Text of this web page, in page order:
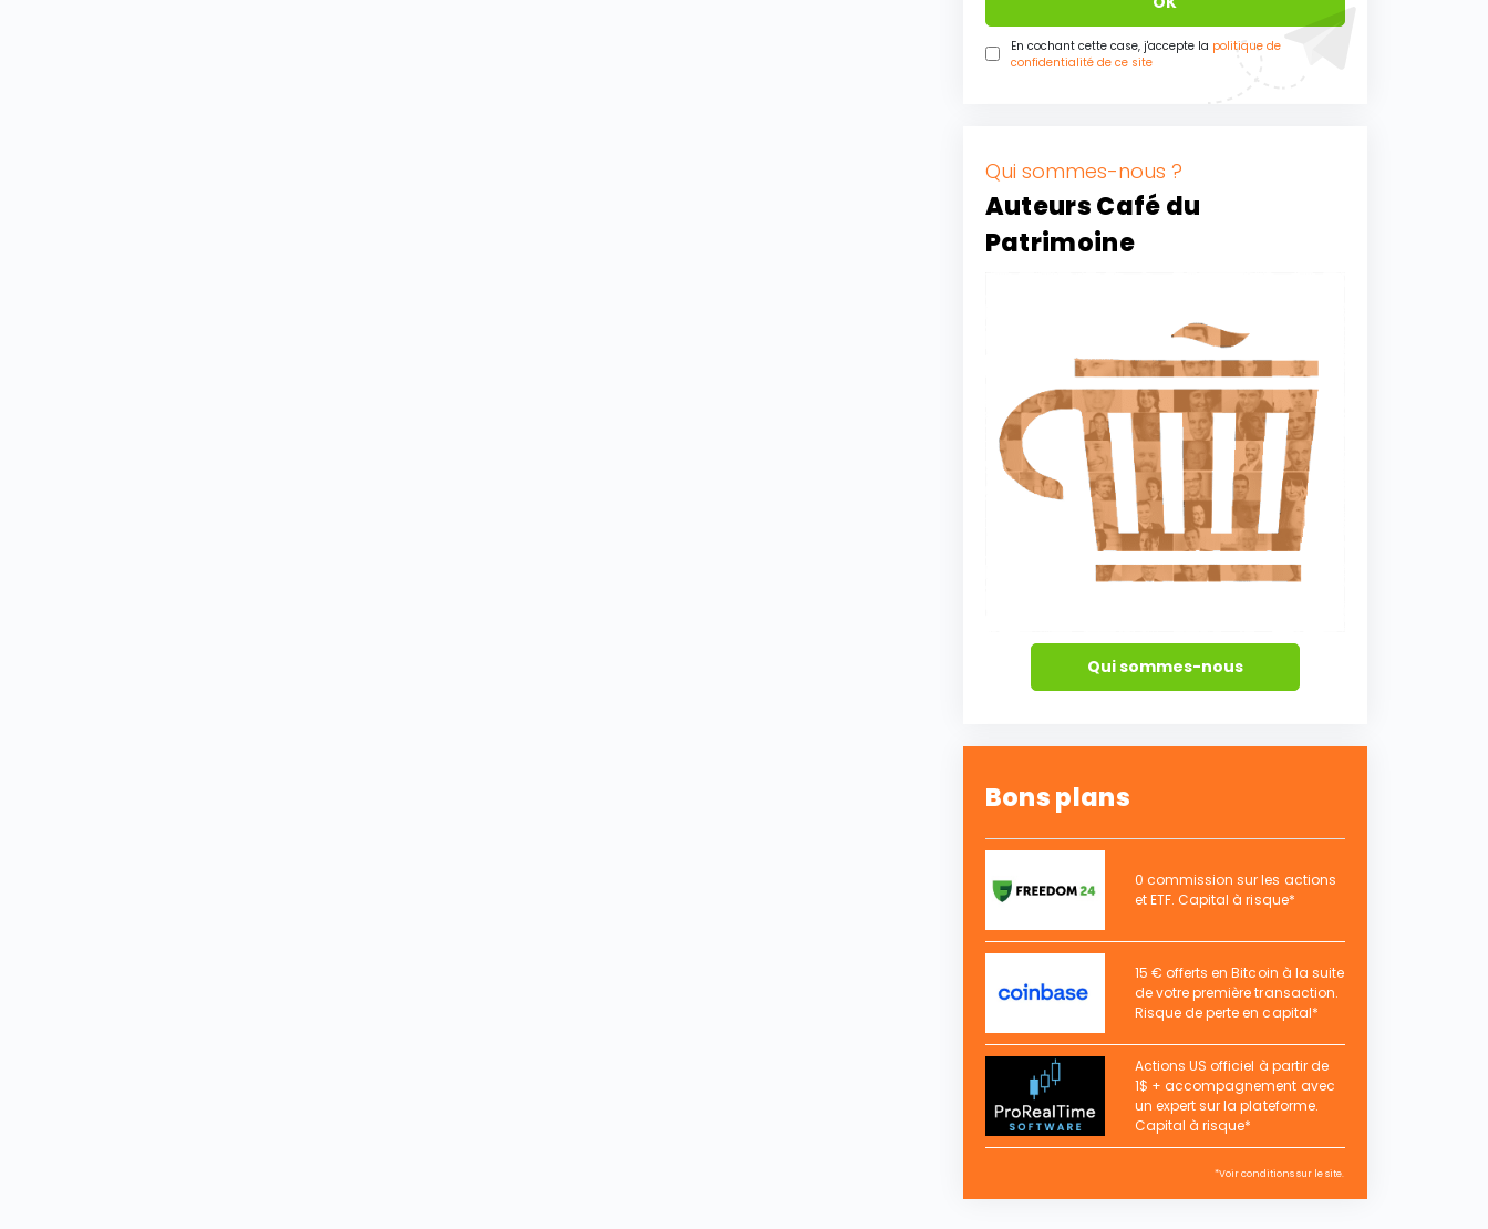
En cochant cette case, j'accepte la politique de
confidentialité de ce site
Qui sommes-nous ?
Auteurs Café du
Patrimoine
Qui sommes-nous
Bons plans
0 commission sur les actions
et ETF. Capital à risque*
15 € offerts en Bitcoin à la suite
de votre première transaction.
Risque de perte en capital*
Actions US officiel à partir de
1$ + accompagnement avec
un expert sur la plateforme.
Capital à risque*
*Voir conditions sur le site.